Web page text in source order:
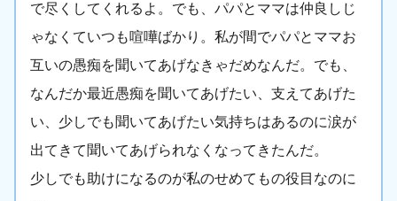
で尽くしてくれるよ。でも、パパとママは仲良しじ
ゃなくていつも喧嘩ばかり。私が間でパパとママお
互いの愚痴を聞いてあげなきゃだめなんだ。でも、
なんだか最近愚痴を聞いてあげたい、支えてあげた
い、少しでも聞いてあげたい気持ちはあるのに涙が
出てきて聞いてあげられなくなってきたんだ。
少しでも助けになるのが私のせめてもの役目なのに